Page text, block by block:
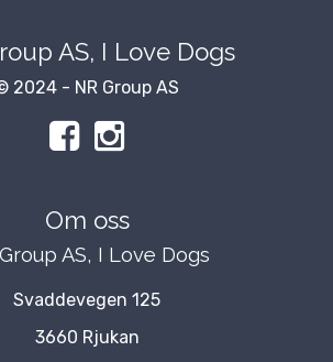
AS, I Love Dogs
2024 - NR Group AS
Om oss
AS, I Love Dogs
Svaddevegen 125
3660 Rjukan